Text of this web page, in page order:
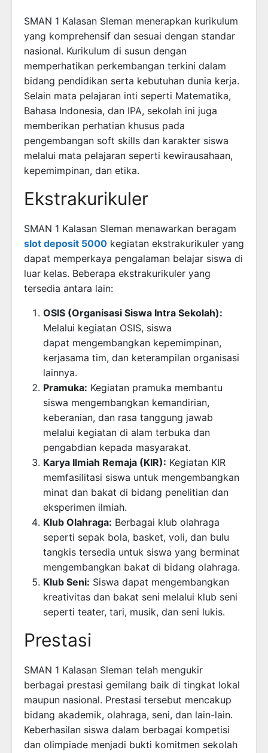
SMAN 1 Kalasan Sleman menerapkan kurikulum
yang komprehensif dan sesuai dengan standar
nasional. Kurikulum di susun dengan
memperhatikan perkembangan terkini dalam
bidang pendidikan serta kebutuhan dunia kerja.
Selain mata pelajaran inti seperti Matematika,
Bahasa Indonesia, dan IPA, sekolah ini juga
memberikan perhatian khusus pada
pengembangan soft skills dan karakter siswa
melalui mata pelajaran seperti kewirausahaan,
kepemimpinan, dan etika.
Ekstrakurikuler
SMAN 1 Kalasan Sleman menawarkan beragam
slot deposit 5000 kegiatan ekstrakurikuler yang
dapat memperkaya pengalaman belajar siswa di
luar kelas. Beberapa ekstrakurikuler yang
tersedia antara lain:
OSIS (Organisasi Siswa Intra Sekolah):
Melalui kegiatan OSIS, siswa
dapat mengembangkan kepemimpinan,
kerjasama tim, dan keterampilan organisasi
lainnya.
Pramuka: Kegiatan pramuka membantu
siswa mengembangkan kemandirian,
keberanian, dan rasa tanggung jawab
melalui kegiatan di alam terbuka dan
pengabdian kepada masyarakat.
Karya Ilmiah Remaja (KIR): Kegiatan KIR
memfasilitasi siswa untuk mengembangkan
minat dan bakat di bidang penelitian dan
eksperimen ilmiah.
Klub Olahraga: Berbagai klub olahraga
seperti sepak bola, basket, voli, dan bulu
tangkis tersedia untuk siswa yang berminat
mengembangkan bakat di bidang olahraga.
Klub Seni: Siswa dapat mengembangkan
kreativitas dan bakat seni melalui klub seni
seperti teater, tari, musik, dan seni lukis.
Prestasi
SMAN 1 Kalasan Sleman telah mengukir
berbagai prestasi gemilang baik di tingkat lokal
maupun nasional. Prestasi tersebut mencakup
bidang akademik, olahraga, seni, dan lain-lain.
Keberhasilan siswa dalam berbagai kompetisi
dan olimpiade menjadi bukti komitmen sekolah